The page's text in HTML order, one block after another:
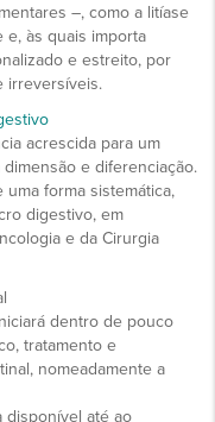
–, como a litíase
e, às quais importa
e estreito, por
irreversíveis.
acrescida para um
e diferenciação.
forma sistemática,
digestivo, em
e da Cirurgia
dentro de pouco
tratamento e
nomeadamente a
disponível até ao